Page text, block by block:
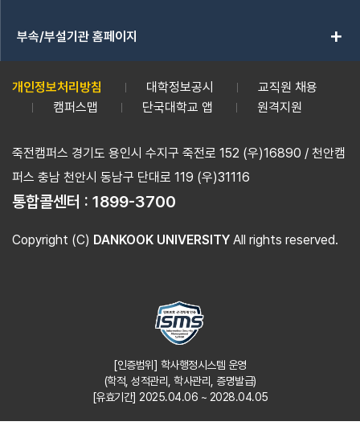
부속/부설기관 홈페이지 add
개인정보처리방침 대학정보공시
교직원 채용
캠퍼스맵
단국대학교 앱 원격지원
죽전캠퍼스 경기도 용인시 수지구 죽전로 152 (우)16890 / 천안캠
퍼스 충남 천안시 동남구 단대로 119 (우)31116
통합콜센터 : 1899-3700
Copyright (C) DANKOOK UNIVERSITY All rights reserved.
[인증범위] 학사행정시스템 운영
(학적, 성적관리, 학사관리, 증명발급)
[유효기간] 2025.04.06 ~ 2028.04.05